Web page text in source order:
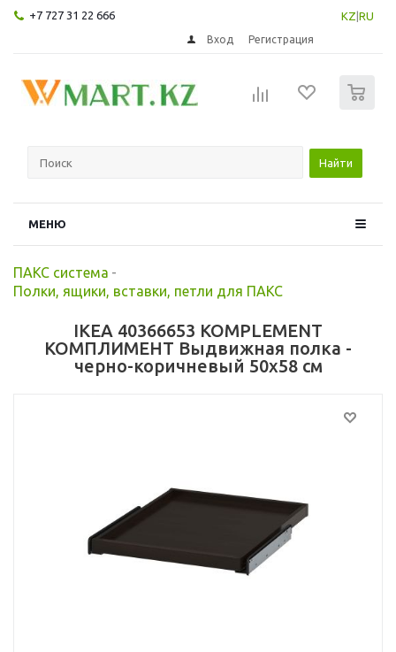
+7 727 31 22 666 KZ RU
Вход Регистрация
Найти
МЕНЮ
ПАКС система -
Полки, ящики, вставки, петли для ПАКС
IKEA 40366653 KOMPLEMENT
КОМПЛИМЕНТ Выдвижная полка -
черно-коричневый 50x58 см